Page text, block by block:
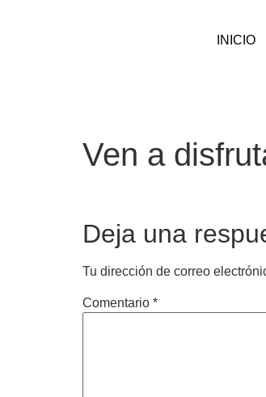
INICIO
Ven a
Deja una
Tu dirección de correo
Comentario *